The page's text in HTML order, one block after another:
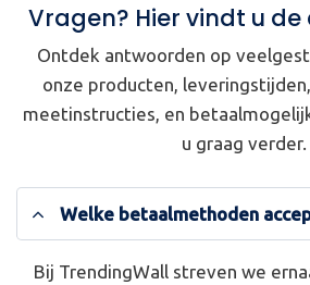
Vragen? Hier vindt u
Ontdek antwoorden op
onze producten,
meetinstructies, en
u graag verder.
Welke betaalmethoden
Bij TrendingWall streven we